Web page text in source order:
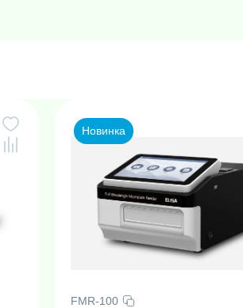
Новинка
FMR-100